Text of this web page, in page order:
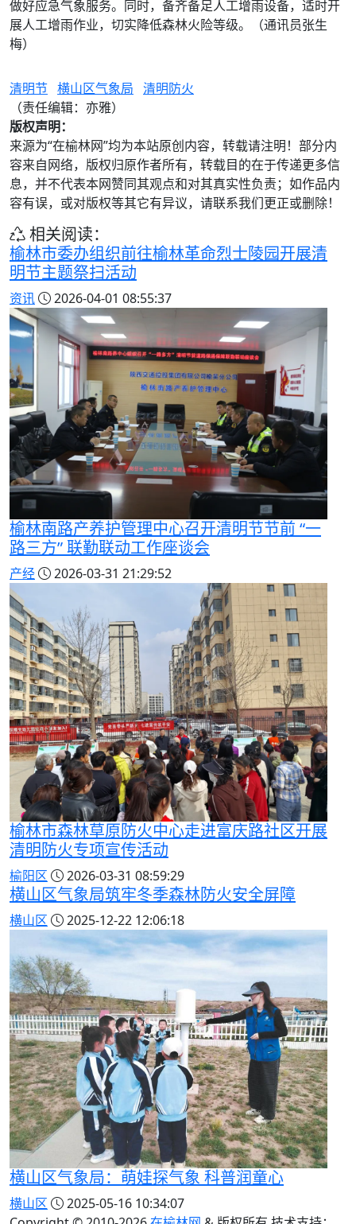
做好应急气象服务。同时，备齐备足人工增雨设备，适时开
展人工增雨作业，切实降低森林火险等级。（通讯员张生
梅）
清明节 横山区气象局 清明防火
（责任编辑：亦雅）
版权声明：
来源为“在榆林网”均为本站原创内容，转载请注明！部分内
容来自网络，版权归原作者所有，转载目的在于传递更多信
息，并不代表本网赞同其观点和对其真实性负责；如作品内
容有误，或对版权等其它有异议，请联系我们更正或删除！
相关阅读：
榆林市委办组织前往榆林革命烈士陵园开展清
明节主题祭扫活动
资讯 2026-04-01 08:55:37
榆林南路产养护管理中心召开清明节节前 “一
路三方” 联勤联动工作座谈会
产经 2026-03-31 21:29:52
榆林市森林草原防火中心走进富庆路社区开展
清明防火专项宣传活动
榆阳区 2026-03-31 08:59:29
横山区气象局筑牢冬季森林防火安全屏障
横山区 2025-12-22 12:06:18
横山区气象局：萌娃探气象 科普润童心
横山区
2025-05-16 10:34:07